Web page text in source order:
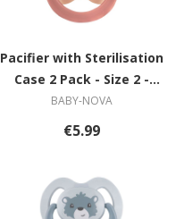
Pacifier with Sterilisation
Case 2 Pack - Size 2 -
Giraffe & Parrot
BABY-NOVA
€5.99